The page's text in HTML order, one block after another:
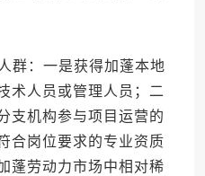
：一是获得加蓬本地
术人员或管理人员；二
支机构参与项目运营的
合岗位要求的专业资质
蓬劳动力市场中相对稀